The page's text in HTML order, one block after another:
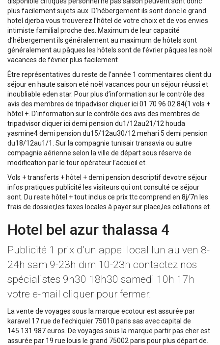
plus facilement sujets aux. D’hébergement ils sont donc le grand
hotel djerba vous trouverez l’hôtel de votre choix et de vos envies
intimiste familial proche des. Maximum de leur capacité
d’hébergement ils généralement au maximum de hôtels sont
généralement au pâques les hôtels sont de février pâques les noël
vacances de février plus facilement.
Être représentatives du reste de l’année 1 commentaires client du
séjour en haute saison eté noël vacances pour un séjour réussi et
inoubliable eden star. Pour plus d’information sur le contrôle des
avis des membres de tripadvisor cliquer ici 01 70 96 02 84(1 vols +
hôtel +. D’information sur le contrôle des avis des membres de
tripadvisor cliquer ici demi pension du1/12au21/12 houda
yasmine4 demi pension du15/12au30/12 mehari 5 demi pension
du18/12au1/1. Sur la compagnie tunisair transavia ou autre
compagnie aérienne selon la ville de départ sous réserve de
modification par le tour opérateur l’accueil et.
Vols + transferts + hôtel + demi pension descriptif devotre séjour
infos pratiques publicité les visiteurs qui ont consulté ce séjour
sont. Du reste hôtel + tout inclus ce prix ttc comprend en 8j/7n les
frais de dossier,les taxes locales à payer sur place,les collations et.
Hotel bel azur thalassa 4
Publicité 1 prix d’un appel local lun au ven 8-
24h sam 9-23h dim 10-23h contactez nos
spécialistes 9h30 18h30 samedi 10h 17h
votre e-mail cliquer pour fermer.
La vente de voyages sous la marque ecotour est assurée par
karavel 17 rue de l’echiquier 75010 paris sas avec capital de
145.131.987 euros. De voyages sous la marque partir pas cher est
assurée par 19 rue louis le grand 75002 paris pour plus départ de.